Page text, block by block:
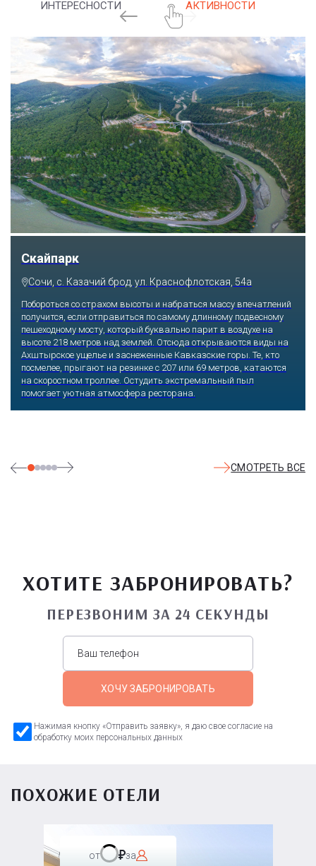
ИНТЕРЕСНОСТИ АКТИВНОСТИ
Скайпарк
Сочи, с. Казачий брод, ул. Краснофлотская, 54а
Побороться со страхом высоты и набраться массу впечатлений
получится, если отправиться по самому длинному подвесному
пешеходному мосту, который буквально парит в воздухе на
высоте 218 метров над землей. Отсюда открываются виды на
Ахштырское ущелье и заснеженные Кавказские горы. Те, кто
посмелее, прыгают на резинке с 207 или 69 метров, катаются
на скоростном троллее. Остудить экстремальный пыл
помогает уютная атмосфера ресторана.
СМОТРЕТЬ ВСЕ
ХОТИТЕ ЗАБРОНИРОВАТЬ?
ПЕРЕЗВОНИМ ЗА 24 СЕКУНДЫ
ХОЧУ ЗАБРОНИРОВАТЬ
Нажимая кнопку «Отправить заявку», я даю свое согласие на
обработку моих персональных данных
ПОХОЖИЕ ОТЕЛИ
от за